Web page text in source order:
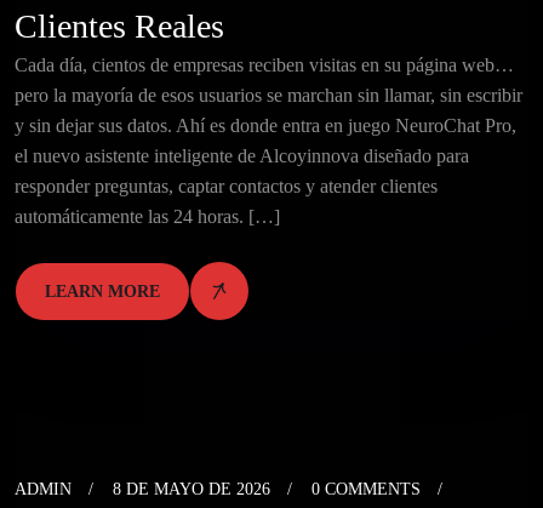
Clientes Reales
Cada día, cientos de empresas reciben visitas en su página web…
pero la mayoría de esos usuarios se marchan sin llamar, sin escribir
y sin dejar sus datos. Ahí es donde entra en juego NeuroChat Pro,
el nuevo asistente inteligente de Alcoyinnova diseñado para
responder preguntas, captar contactos y atender clientes
automáticamente las 24 horas. […]
LEARN MORE
ADMIN 8 DE MAYO DE 2026
0 COMMENTS